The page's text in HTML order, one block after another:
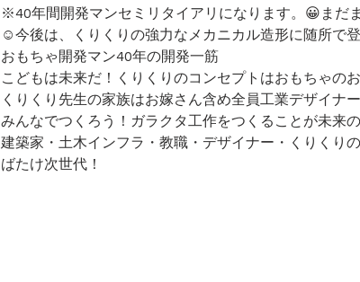
※40年間開発マンセミリタイアリになります。😀まだま
☺今後は、くりくりの強力なメカニカル造形に随所で登
おもちゃ開発マン40年の開発一筋
こどもは未来だ！くりくりのコンセプトはおもちゃの
くりくり先生の家族はお嫁さん含め全員工業デザイナ
みんなでつくろう！ガラクタ工作をつくることが未来
建築家・土木インフラ・教職・デザイナー・くりくり
ばたけ次世代！